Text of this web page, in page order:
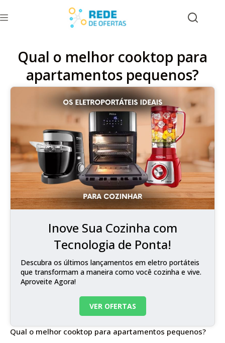
Qual o melhor cooktop para
apartamentos pequenos?
Inove Sua Cozinha com
Tecnologia de Ponta!
Descubra os últimos lançamentos em eletro portáteis
que transformam a maneira como você cozinha e vive.
Aproveite Agora!
VER OFERTAS
Qual o melhor cooktop para apartamentos pequenos?